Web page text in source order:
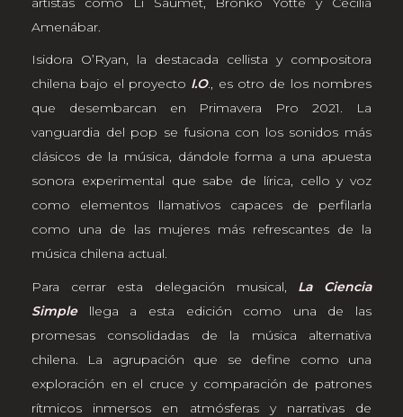
Amenábar.
Isidora O’Ryan, la destacada cellista y compositora
chilena bajo el proyecto I.O., es otro de los nombres
que desembarcan en Primavera Pro 2021. La
vanguardia del pop se fusiona con los sonidos más
clásicos de la música, dándole forma a una apuesta
sonora experimental que sabe de lírica, cello y voz
como elementos llamativos capaces de perfilarla
como una de las mujeres más refrescantes de la
música chilena actual.
Para cerrar esta delegación musical, La Ciencia
Simplellega a esta edición como una de las
promesas consolidadas de la música alternativa
chilena. La agrupación que se define como una
exploración en el cruce y comparación de patrones
rítmicos inmersos en atmósferas y narrativas de